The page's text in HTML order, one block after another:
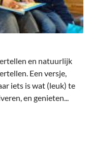
en natuurlijk
Een versje,
iets is wat (leuk) te
en genieten...